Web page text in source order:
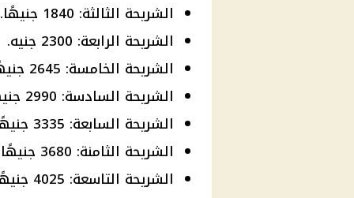
الشريحة الثالثة: 1840 جنيهًا.
الشريحة الرابعة: 2300 جنيه.
الشريحة الخامسة: 2645 جنيهًا.
الشريحة السادسة: 2990 جنيهًا.
الشريحة السابعة: 3335 جنيهًا.
الشريحة الثامنة: 3680 جنيهًا.
الشريحة التاسعة: 4025 جنيهًا.